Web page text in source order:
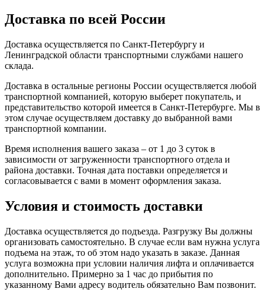
Доставка по всей России
Доставка осуществляется по Санкт-Петербургу и
Ленинградской области транспортными службами нашего
склада.
Доставка в остальные регионы России осуществляется любой
транспортной компанией, которую выберет покупатель, и
представительство которой имеется в Санкт-Петербурге. Мы в
этом случае осуществляем доставку до выбранной вами
транспортной компании.
Время исполнения вашего заказа – от 1 до 3 суток в
зависимости от загруженности транспортного отдела и
района доставки. Точная дата поставки определяется и
согласовывается с вами в момент оформления заказа.
Условия и стоимость доставки
Доставка осуществляется до подъезда. Разгрузку Вы должны
организовать самостоятельно. В случае если вам нужна услуга
подъема на этаж, то об этом надо указать в заказе. Данная
услуга возможна при условии наличия лифта и оплачивается
дополнительно. Примерно за 1 час до прибытия по
указанному Вами адресу водитель обязательно Вам позвонит.